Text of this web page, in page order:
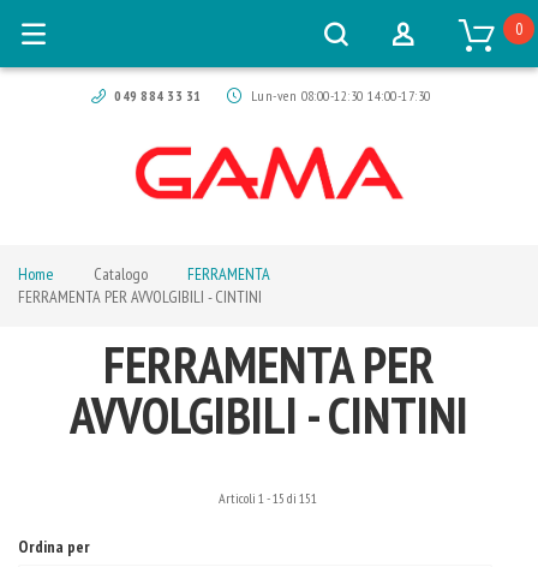
049 884 33 31 Lun-ven 08:00-12:30 14:00-17:30
0
Home Catalogo
FERRAMENTA
FERRAMENTA PER AVVOLGIBILI - CINTINI
FERRAMENTA PER
AVVOLGIBILI - CINTINI
Ordina per
Articoli 1 -15 di 151